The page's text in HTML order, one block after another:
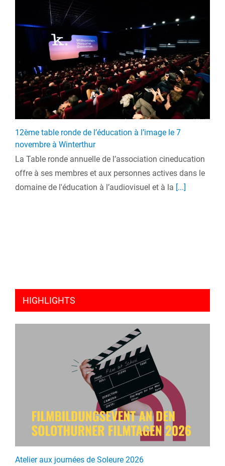
12ème table ronde de l’éducation à l’image le 7
novembre à Winterthur
La Table ronde annuelle de l’association cineducation
offre à ses membres et aux personnes actives dans le
domaine de l'éducation à l’audiovisuel et à la [...]
HIGHLIGHTS
Atelier aux journées de Soleure 2026